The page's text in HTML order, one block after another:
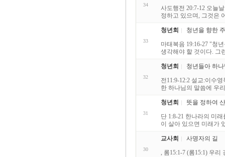
34
사도행전 20:7-12 오늘
정하고 있으며, 그것은
33
청년회
청년을 향한
마태복음 19:16-27 "청
생각해야 할 것이다. 그
32
청년회
청년들아 하
전11:9-12:2 설교:이수
한 하나님의 말씀에 우
31
청년회
뜻을 정하여
단 1:8-21 한나라의 미
이 살아 있으면 미래가
30
교사회
사명자의 길
, 롬15:1-7 (롬15:1) 우